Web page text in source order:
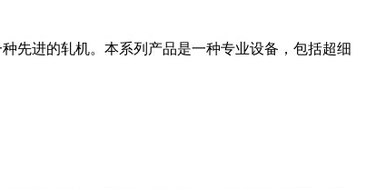
先进的轧机。本系列产品是一种专业设备，包括超细